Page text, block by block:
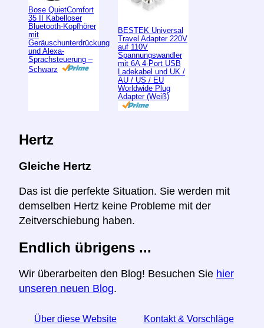
Bose QuietComfort
35 II Kabelloser
Bluetooth-Kopfhörer
mit
Geräuschunterdrückung
und Alexa-
Sprachsteuerung –
Schwarz
BESTEK Universal
Travel Adapter 220V
auf 110V
Spannungswandler
mit 6A 4-Port USB
Ladekabel und UK /
AU / US / EU
Worldwide Plug
Adapter (Weiß)
Hertz
Gleiche Hertz
Das ist die perfekte Situation. Sie werden mit
demselben Hertz keine Probleme mit der
Zeitverschiebung haben.
Endlich übrigens ...
Wir überarbeiten den Blog! Besuchen Sie hier
unseren neuen Blog.
Über diese Website Kontakt & Vorschläge